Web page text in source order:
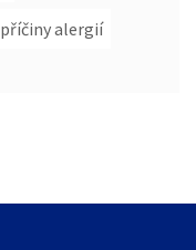
příčiny alergií